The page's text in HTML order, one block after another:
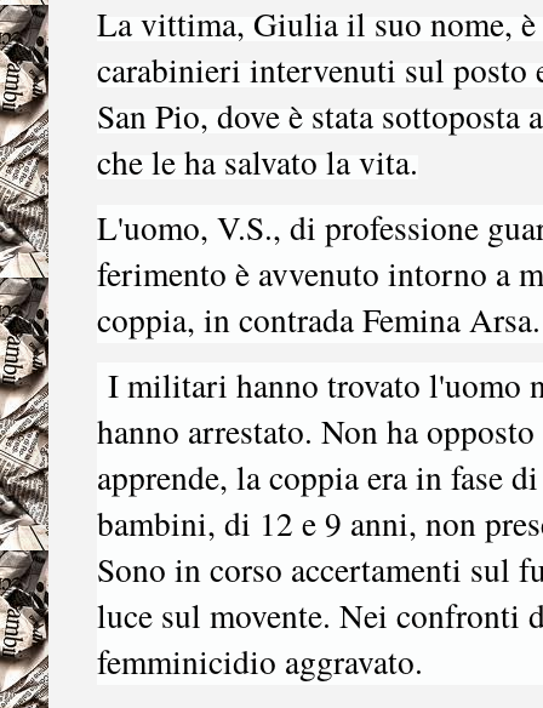
La vittima, Giulia il suo nome, è
carabinieri intervenuti sul posto
San Pio, dove è stata
che le ha salvato la vita.
L'uomo, V.S., di professione
ferimento è avvenuto intorno a
coppia, in contrada Femina Arsa.
I militari hanno trovato l'uomo
hanno arrestato. Non ha
apprende, la coppia era in fase
bambini, di 12 e 9 anni, non
Sono in corso accertamenti sul
luce sul movente. Nei confronti
femminicidio aggravato.